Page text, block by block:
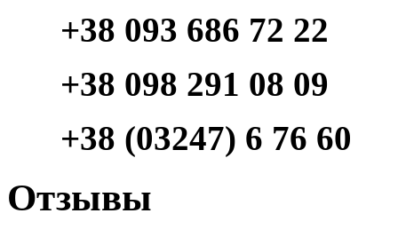
+38 093 686 72 22
+38 098 291 08 09
+38 (03247) 6 76 60
Отзывы